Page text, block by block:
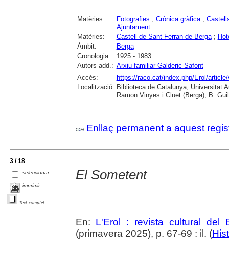
Matèries: Fotografies ; Crònica gràfica;
Ajuntament
Matèries:
Castell de Sant Ferran de Berga;
Àmbit:
Berga
Cronologia:
1925 - 1983
Autors add.: Arxiu familiar Galderic Safont
Accés:
https://raco.cat/index.php/Erol/
Localització: Biblioteca de Catalunya; Universitat
Ramon Vinyes i Cluet (Berga); B.
Enllaç permanent a aquest
3 / 18
seleccionar
imprimir
Text complet
El Sometent
En: L'Erol : revista cultural del
(primavera 2025), p. 67-69 : il. (